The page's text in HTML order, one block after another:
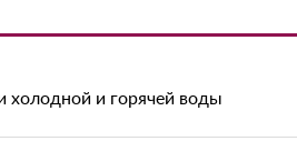
холодной и горячей воды